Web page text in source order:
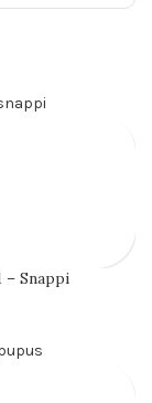
– Snappi